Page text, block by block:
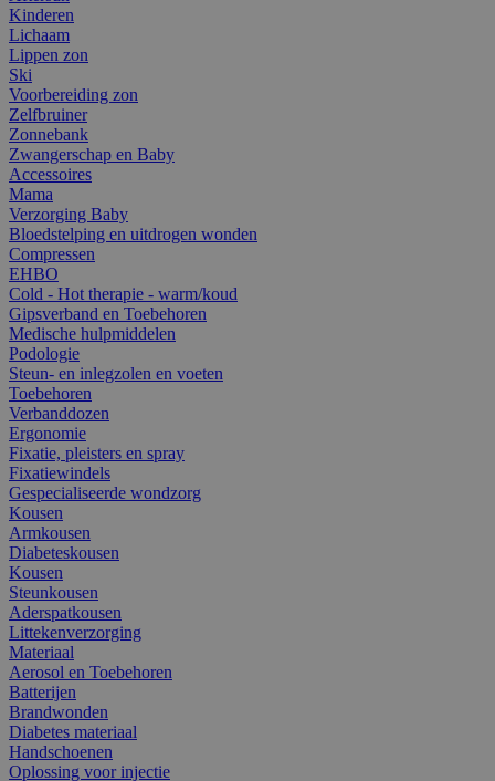
Kinderen
Lichaam
Lippen zon
Ski
Voorbereiding zon
Zelfbruiner
Zonnebank
Zwangerschap en Baby
Accessoires
Mama
Verzorging Baby
Bloedstelping en uitdrogen wonden
Compressen
EHBO
Cold - Hot therapie - warm/koud
Gipsverband en Toebehoren
Medische hulpmiddelen
Podologie
Steun- en inlegzolen en voeten
Toebehoren
Verbanddozen
Ergonomie
Fixatie, pleisters en spray
Fixatiewindels
Gespecialiseerde wondzorg
Kousen
Armkousen
Diabeteskousen
Kousen
Steunkousen
Aderspatkousen
Littekenverzorging
Materiaal
Aerosol en Toebehoren
Batterijen
Brandwonden
Diabetes materiaal
Handschoenen
Oplossing voor injectie